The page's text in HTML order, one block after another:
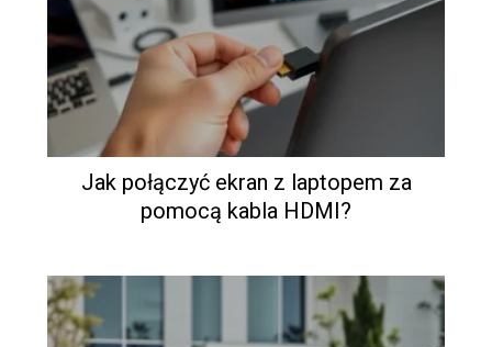
Jak połączyć ekran z laptopem za
pomocą kabla HDMI?